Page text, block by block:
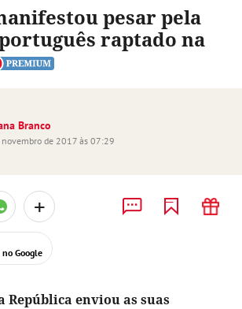
pesar pela
raptado na
Branco
de 2017 às 07:29
+
Google
República enviou as suas